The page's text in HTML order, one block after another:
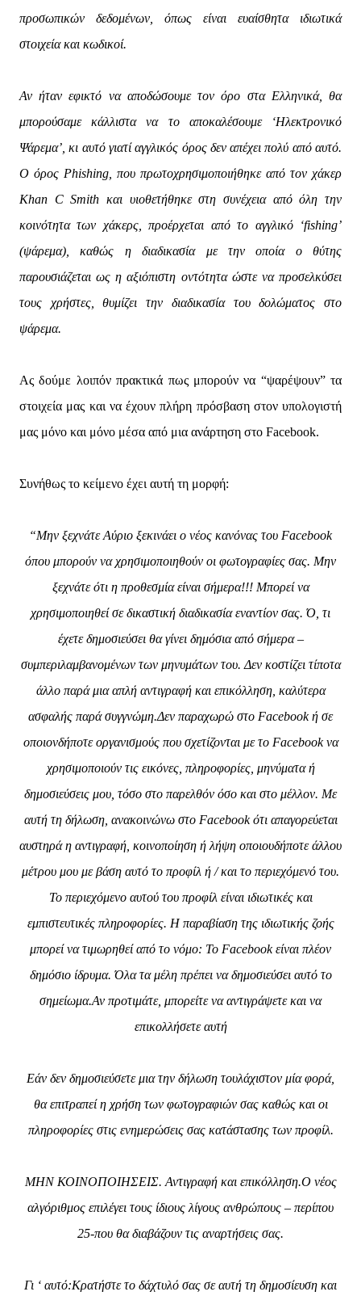
προσωπικών δεδομένων, όπως είναι ευαίσθητα ιδιωτικά
στοιχεία και κωδικοί.
Αν ήταν εφικτό να αποδώσουμε τον όρο στα Ελληνικά, θα
μπορούσαμε κάλλιστα να το αποκαλέσουμε ‘Ηλεκτρονικό
Ψάρεμα’, κι αυτό γιατί αγγλικός όρος δεν απέχει πολύ από αυτό.
Ο όρος Phishing, που πρωτοχρησιμοποιήθηκε από τον χάκερ
Khan C Smith και υιοθετήθηκε στη συνέχεια από όλη την
κοινότητα των χάκερς, προέρχεται από το αγγλικό ‘fishing’
(ψάρεμα), καθώς η διαδικασία με την οποία ο θύτης
παρουσιάζεται ως η αξιόπιστη οντότητα ώστε να προσελκύσει
τους χρήστες, θυμίζει την διαδικασία του δολώματος στο
ψάρεμα.
Ας δούμε λοιπόν πρακτικά πως μπορούν να “ψαρέψουν” τα
στοιχεία μας και να έχουν πλήρη πρόσβαση στον υπολογιστή
μας μόνο και μόνο μέσα από μια ανάρτηση στο Facebook.
Συνήθως το κείμενο έχει αυτή τη μορφή:
“Μην ξεχνάτε Αύριο ξεκινάει ο νέος κανόνας του Facebook
όπου μπορούν να χρησιμοποιηθούν οι φωτογραφίες σας. Μην
ξεχνάτε ότι η προθεσμία είναι σήμερα!!! Μπορεί να
χρησιμοποιηθεί σε δικαστική διαδικασία εναντίον σας. Ό, τι
έχετε δημοσιεύσει θα γίνει δημόσια από σήμερα –
συμπεριλαμβανομένων των μηνυμάτων του. Δεν κοστίζει τίποτα
άλλο παρά μια απλή αντιγραφή και επικόλληση, καλύτερα
ασφαλής παρά συγγνώμη.Δεν παραχωρώ στο Facebook ή σε
οποιονδήποτε οργανισμούς που σχετίζονται με το Facebook να
χρησιμοποιούν τις εικόνες, πληροφορίες, μηνύματα ή
δημοσιεύσεις μου, τόσο στο παρελθόν όσο και στο μέλλον. Με
αυτή τη δήλωση, ανακοινώνω στο Facebook ότι απαγορεύεται
αυστηρά η αντιγραφή, κοινοποίηση ή λήψη οποιουδήποτε άλλου
μέτρου μου με βάση αυτό το προφίλ ή / και το περιεχόμενό του.
Το περιεχόμενο αυτού του προφίλ είναι ιδιωτικές και
εμπιστευτικές πληροφορίες. Η παραβίαση της ιδιωτικής ζοής
μπορεί να τιμωρηθεί από το νόμο: Το Facebook είναι πλέον
δημόσιο ίδρυμα. Όλα τα μέλη πρέπει να δημοσιεύσει αυτό το
σημείωμα.Αν προτιμάτε, μπορείτε να αντιγράψετε και να
επικολλήσετε αυτή
Εάν δεν δημοσιεύσετε μια την δήλωση τουλάχιστον μία φορά,
θα επιτραπεί η χρήση των φωτογραφιών σας καθώς και οι
πληροφορίες στις ενημερώσεις σας κατάστασης των προφίλ.
ΜΗΝ ΚΟΙΝΟΠΟΙΗΣΕΙΣ. Αντιγραφή και επικόλληση.Ο νέος
αλγόριθμος επιλέγει τους ίδιους λίγους ανθρώπους – περίπου
25-που θα διαβάζουν τις αναρτήσεις σας.
Γι ‘ αυτό:Κρατήστε το δάχτυλό σας σε αυτή τη δημοσίευση και